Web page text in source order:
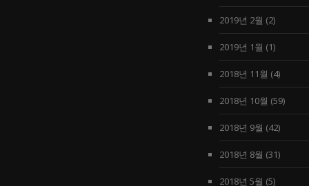
2019년 2월 (2)
2019년 1월 (1)
2018년 11월 (4)
2018년 10월 (59)
2018년 9월 (42)
2018년 8월 (31)
2018년 5월 (5)